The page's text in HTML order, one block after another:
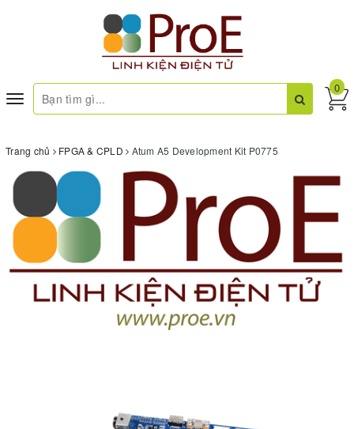
Toggle
navigation
0
Trang chủ FPGA & CPLD Atum A5 Development Kit P0775